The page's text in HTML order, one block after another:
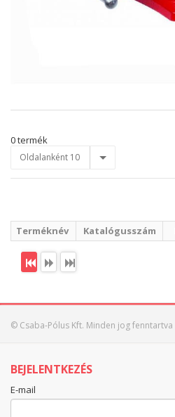
0 termék
Oldalanként 10
Terméknév Katalógusszám
© Csaba-Pólus Kft. Minden jog fenntartva
BEJELENTKEZÉS
E-mail